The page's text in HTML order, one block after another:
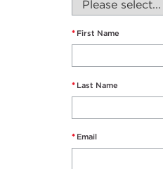
* First Name
* Last Name
* Email